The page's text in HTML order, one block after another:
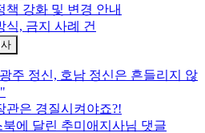
책 강화 및 변경 안내
식, 금지 사례 건
주 정신, 호남 정신은 흔들리지 않
관은 경질시켜야죠?!
에 달린 추미애지사님 댓글